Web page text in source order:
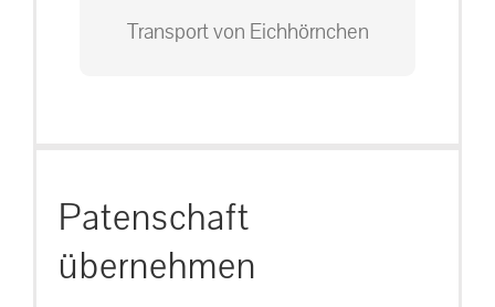
Transport von Eichhörnchen
auf: 0162-7909946
Patenschaft
übernehmen